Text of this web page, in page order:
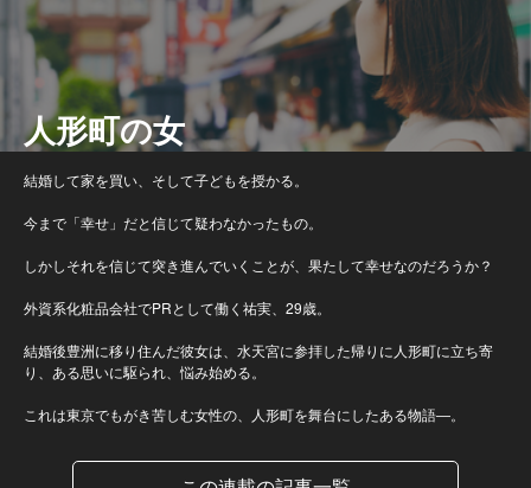
人形町の女
結婚して家を買い、そして子どもを授かる。
今まで「幸せ」だと信じて疑わなかったもの。
しかしそれを信じて突き進んでいくことが、果たして幸せなのだろうか？
外資系化粧品会社でPRとして働く祐実、29歳。
結婚後豊洲に移り住んだ彼女は、水天宮に参拝した帰りに人形町に立ち寄
り、ある思いに駆られ、悩み始める。
これは東京でもがき苦しむ女性の、人形町を舞台にしたある物語―。